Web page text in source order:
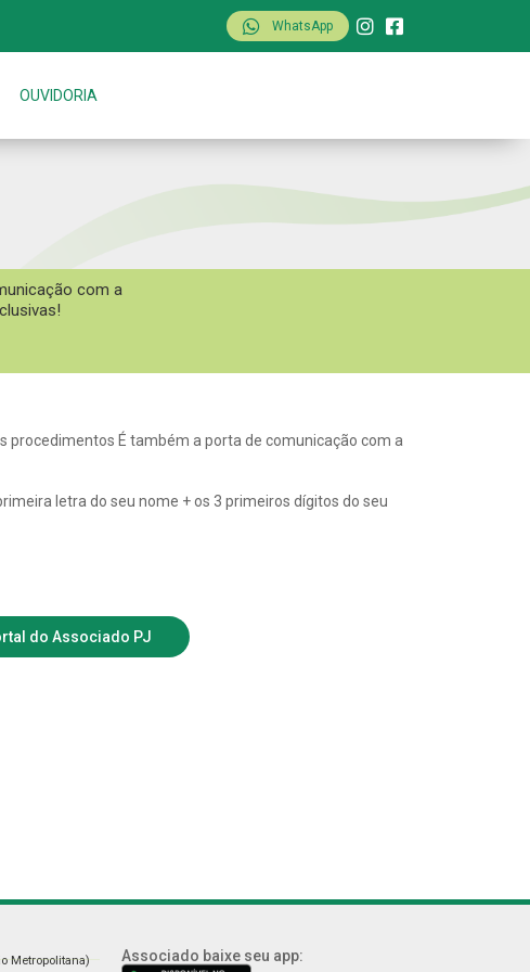
WhatsApp
OUVIDORIA
com a
procedimentos É também a porta de comunicação com a
letra do seu nome + os 3 primeiros dígitos do seu
do Associado PJ
Metropolitana) Associado baixe seu app: